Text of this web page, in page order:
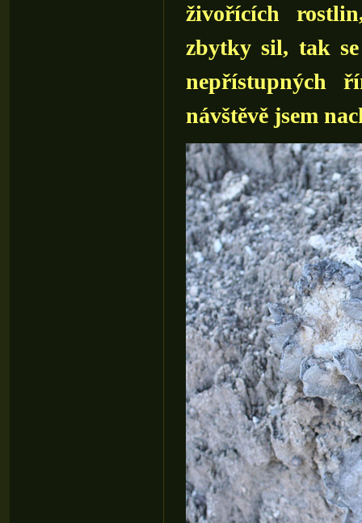
živořících
zbytky sil, tak
nepřístupných
návštěvě jsem